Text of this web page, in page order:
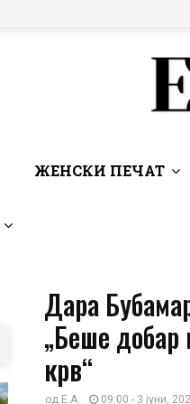
ЖЕНСКИ ПЕЧАТ
Дара
„Беше
крв“
од Е.А. 09:00 - 3 јуни,